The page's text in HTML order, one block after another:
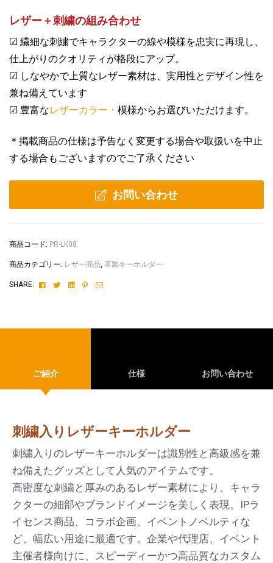
レザー＋刺繍の組み合わせ
☑ 繊細な刺繍でキャラクターの線や模様を忠実に再現し、
仕上がりのクオリティが格段にアップ。
☑ しなやかで上質なレザー素材は、実用性とデザイン性を
兼ね備えています
☑ 豊富なレザーカラー・ 模様からお選びいただけます。
＊掲載商品の仕様は予告なく変更する場合や取扱いを中止
する場合もございますのでご了承ください
お問い合わせ
商品コード: PR-LK08
商品カテゴリー: レザー商品, 革製キーホルダー
SHARE: FacebookTwitterLinkedinPinterest
Email
ご紹介 仕様 お問い合わせ
刺繍入りレザーキーホルダー
刺繍入りのレザーキーホルダーは識別性と高級感を兼
ね備えたグッズとして人気のアイテムです。
高密度な刺繍と厚みのあるレザー素材により、キャラ
クターの細部やブランドイメージを美しく表現。IPラ
イセンス商品、コラボ企画、イベントノベルティな
ど、幅広い用途に最適です。企業や代理店、イベント
主催者様向けに、スピーディーかつ高品質なカスタム